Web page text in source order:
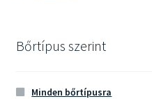
Bőrtípus szerint
Minden bőrtípusra